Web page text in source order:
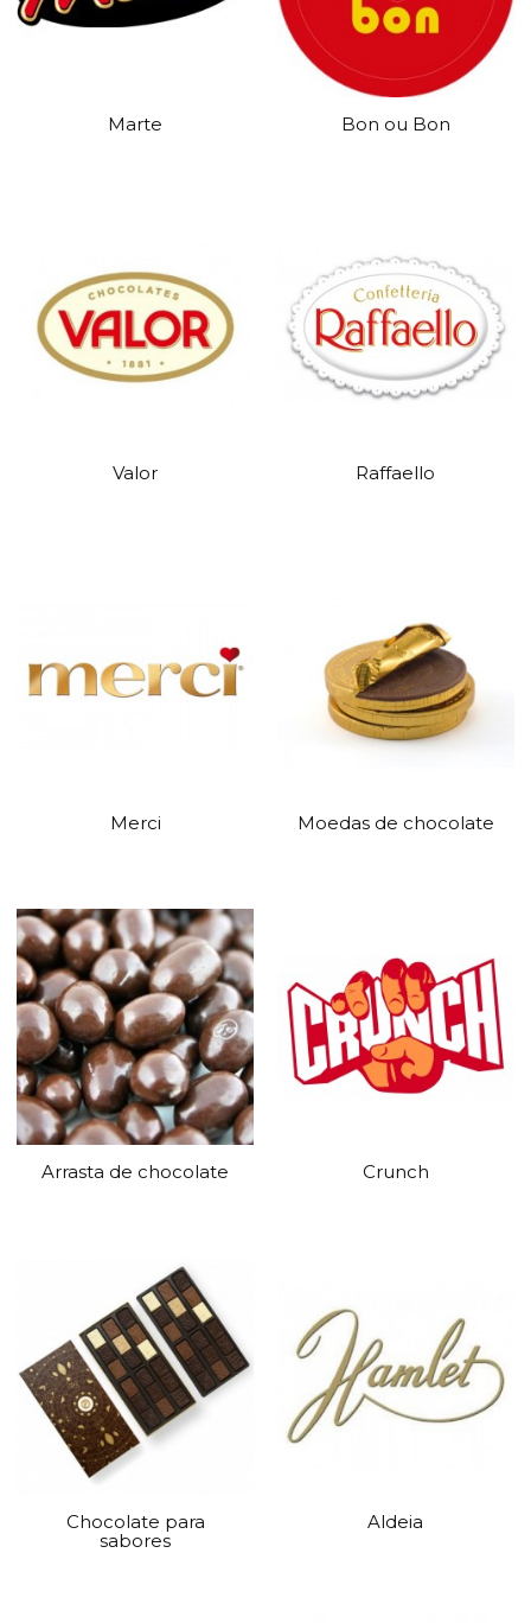
Marte Bon ou Bon
Valor Raffaello
Merci Moedas de chocolate
Arrasta de chocolate Crunch
Chocolate para
sabores
Aldeia